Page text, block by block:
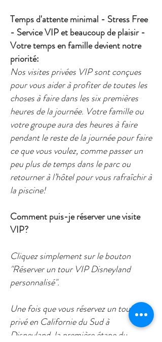
Temps d'attente minimal - Stress Free
- Service VIP et beaucoup de plaisir -
Votre temps en famille devient notre
priorité:
Nos visites privées VIP sont conçues
pour vous aider à profiter de toutes les
choses à faire dans les six premières
heures de la journée. Votre famille ou
votre groupe aura des heures à faire
pendant le reste de la journée pour faire
ce que vous voulez, comme passer un
peu plus de temps dans le parc ou
retourner à l’hôtel pour vous rafraîchir à
la piscine!
Comment puis-je réserver une visite
VIP?
Cliquez simplement sur le bouton
"Réserver un tour VIP Disneyland
personnalisé".
Une fois que vous réservez un tour VIP
privé en Californie du Sud à
Disneyland, la première étape du